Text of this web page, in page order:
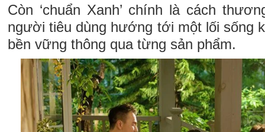
Còn ‘chuẩn Xanh’ chính là cách
người tiêu dùng hướng tới một lối sống
bền vững thông qua từng sản phẩm.